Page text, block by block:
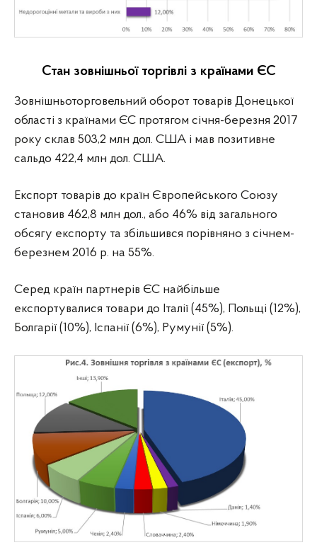
Стан зовнішньої торгівлі з країнами ЄС
Зовнішньоторговельний оборот товарів Донецької
області з країнами ЄС протягом січня-березня 2017
року склав 503,2 млн дол. США і мав позитивне
сальдо 422,4 млн дол. США.
Експорт товарів до країн Європейського Союзу
становив 462,8 млн дол., або 46% від загального
обсягу експорту та збільшився порівняно з січнем-
березнем 2016 р. на 55%.
Серед країн партнерів ЄС найбільше
експортувалися товари до Італії (45%), Польщі (12%),
Болгарії (10%), Іспанії (6%), Румунії (5%).